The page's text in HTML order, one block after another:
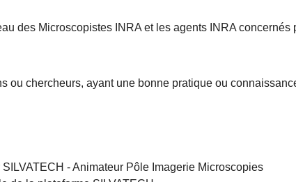
des Microscopistes INRA et les agents INRA concernés
ou chercheurs, ayant une bonne pratique ou
- Animateur Pôle Imagerie Microscopies